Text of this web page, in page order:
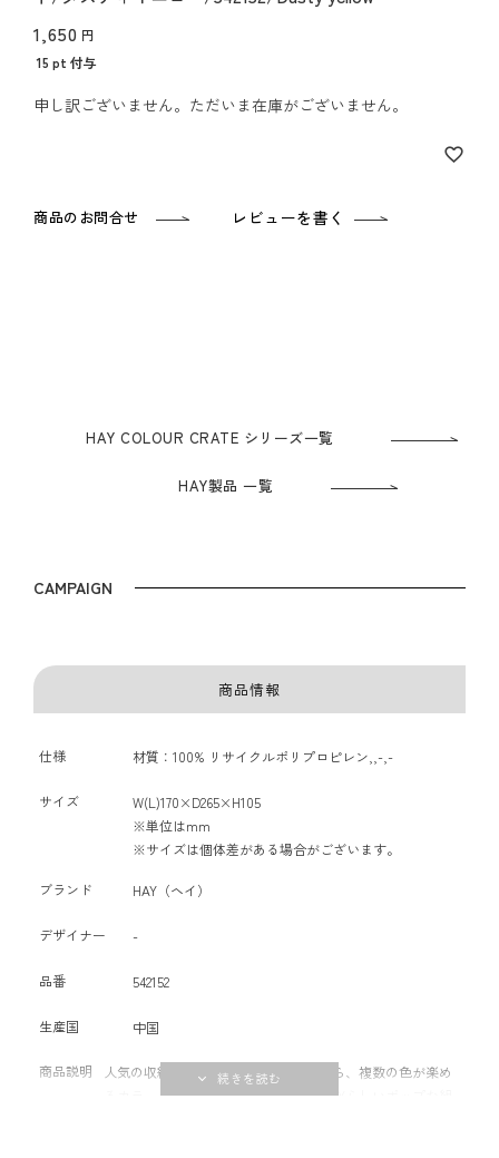
1,650
15 pt 付与
申し訳ございません。ただいま在庫がございません。
商品のお問合せ レビューを書く
HAY COLOUR CRATE シリーズ一覧
HAY製品 一覧
CAMPAIGN
商品情報
仕様 材質：100% リサイクルポリプロピレン,,-,-
サイズ
W(L)170×D265×H105
※単位はmm
※サイズは個体差がある場合がございます。
ブランド HAY（ヘイ）
デザイナー -
品番 542152
生産国 中国
商品説明
人気の収納ボックスCOLOUR CRATEから、複数の色が楽め
るカラーミックスシリーズが登場。 HAYらしいポップな組